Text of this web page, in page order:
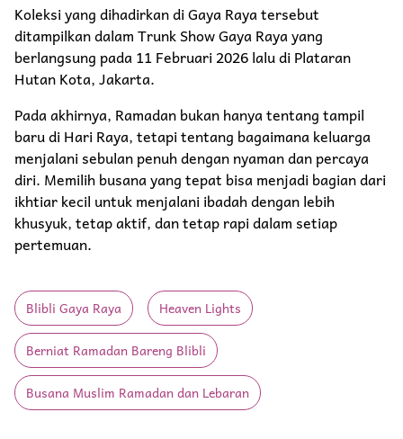
Koleksi yang dihadirkan di Gaya Raya tersebut
ditampilkan dalam Trunk Show Gaya Raya yang
berlangsung pada 11 Februari 2026 lalu di Plataran
Hutan Kota, Jakarta.
Pada akhirnya, Ramadan bukan hanya tentang tampil
baru di Hari Raya, tetapi tentang bagaimana keluarga
menjalani sebulan penuh dengan nyaman dan percaya
diri. Memilih busana yang tepat bisa menjadi bagian dari
ikhtiar kecil untuk menjalani ibadah dengan lebih
khusyuk, tetap aktif, dan tetap rapi dalam setiap
pertemuan.
Blibli Gaya Raya Heaven Lights
Berniat Ramadan Bareng Blibli
Busana Muslim Ramadan dan Lebaran